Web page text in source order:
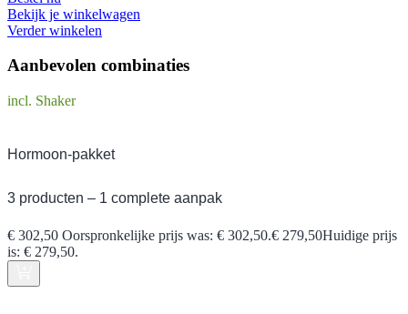
Bekijk je winkelwagen
Verder winkelen
Aanbevolen combinaties
incl. Shaker
Hormoon-pakket
3 producten – 1 complete aanpak
€ 302,50 Oorspronkelijke prijs was: € 302,50.€ 279,50Huidige prijs
is: € 279,50.